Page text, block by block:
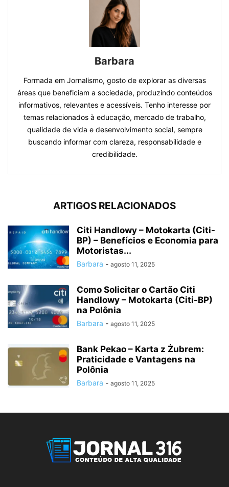
Barbara
Formada em Jornalismo, gosto de explorar as diversas
áreas que beneficiam a sociedade, produzindo conteúdos
informativos, relevantes e acessíveis. Tenho interesse por
temas relacionados à educação, mercado de trabalho,
qualidade de vida e desenvolvimento social, sempre
buscando informar com clareza, responsabilidade e
credibilidade.
ARTIGOS RELACIONADOS
Citi Handlowy – Motokarta (Citi-
BP) – Benefícios e Economia para
Motoristas...
Barbara - agosto 11, 2025
Como Solicitar o Cartão Citi
Handlowy – Motokarta (Citi-BP)
na Polônia
Barbara - agosto 11, 2025
Bank Pekao – Karta z Żubrem:
Praticidade e Vantagens na
Polônia
Barbara - agosto 11, 2025